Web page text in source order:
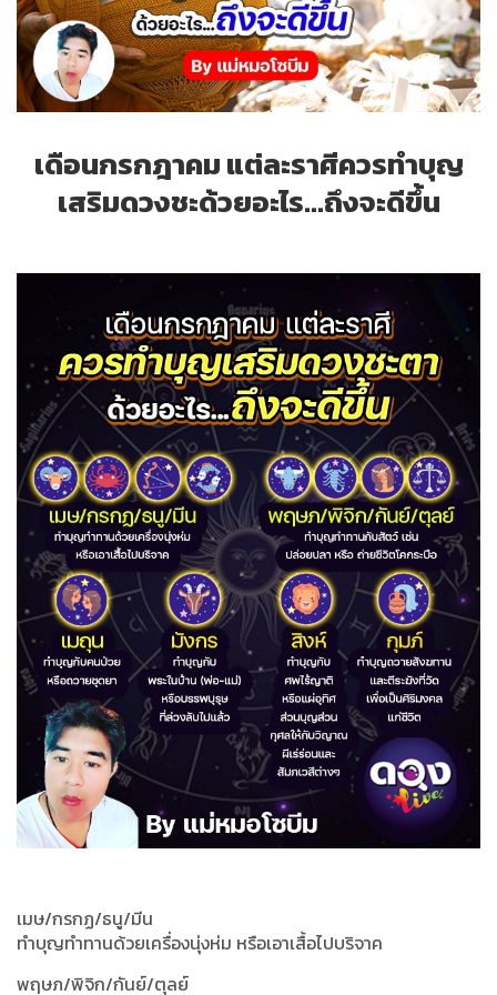
เดือนกรกฎาคม แต่ละราศีควรทำบุญ
เสริมดวงชะด้วยอะไร...ถึงจะดีขึ้น
เมษ/กรกฏ/ธนู/มีน
ทำบุญทำทานด้วยเครื่องนุ่งห่ม หรือเอาเสื้อไปบริจาค
พฤษภ/พิจิก/กันย์/ตุลย์